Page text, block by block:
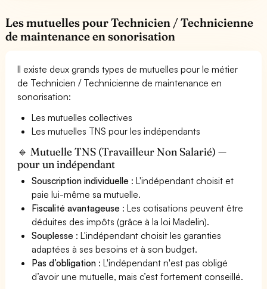
Les mutuelles pour Technicien / Technicienne
de maintenance en sonorisation
Il existe deux grands types de mutuelles pour le métier
de Technicien / Technicienne de maintenance en
sonorisation:
Les mutuelles collectives
Les mutuelles TNS pour les indépendants
🔹 Mutuelle TNS (Travailleur Non Salarié) —
pour un indépendant
Souscription individuelle : L'indépendant choisit et
paie lui-même sa mutuelle.
Fiscalité avantageuse : Les cotisations peuvent être
déduites des impôts (grâce à la loi Madelin).
Souplesse : L'indépendant choisit les garanties
adaptées à ses besoins et à son budget.
Pas d’obligation : L'indépendant n'est pas obligé
d’avoir une mutuelle, mais c’est fortement conseillé.